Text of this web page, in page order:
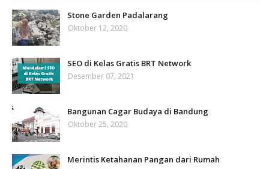
Stone Garden Padalarang
Oktober 12, 2020
SEO di Kelas Gratis BRT Network
Desember 07, 2021
Bangunan Cagar Budaya di Bandung
Oktober 25, 2020
Merintis Ketahanan Pangan dari Rumah